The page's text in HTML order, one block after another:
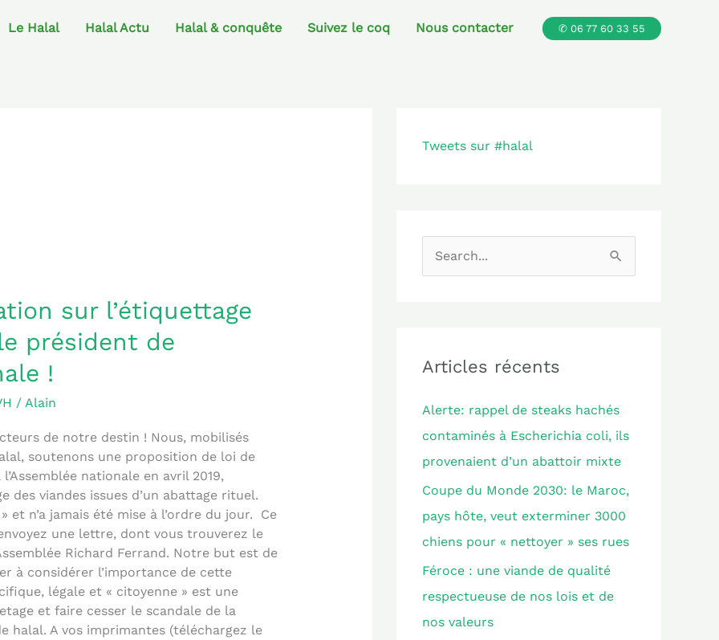
Le Halal Halal Actu Halal & conquête Suivez le coq Nous contacter ✆ 06 77 60 33 55
sur l’étiquettage
président de
!
/ Alain
de notre destin ! Nous, mobilisés
soutenons une proposition de loi de
nationale en avril 2019,
des viandes issues d’un abattage rituel.
n’a jamais été mise à l’ordre du jour. Ce
une lettre, dont vous trouverez le
Richard Ferrand. Notre but est de
à considérer l’importance de cette
légale et « citoyenne » est une
et faire cesser le scandale de la
halal. A vos imprimantes (téléchargez le
Tweets sur #halal
e
c
h
e
r
:
Articles récents
Alerte: rappel de steaks hachés
contaminés à Escherichia coli, ils
provenaient d’un abattoir mixte
Coupe du Monde 2030: le Maroc,
pays hôte, veut exterminer 3000
chiens pour « nettoyer » ses rues
Féroce : une viande de qualité
respectueuse de nos lois et de
nos valeurs